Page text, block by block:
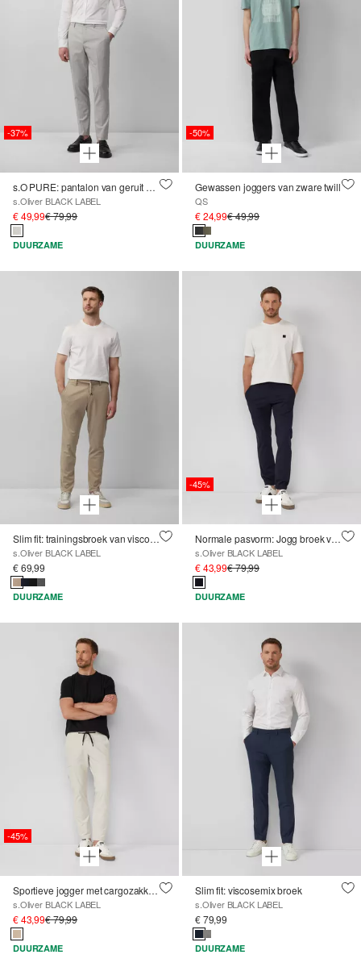
-37%
s.O PURE: pantalon van geruit elastisch weefsel
s.Oliver BLACK LABEL
€ 49,99€ 79,99
DUURZAME
-50%
Gewassen joggers van zware twill
QS
€ 24,99€ 49,99
DUURZAME
Slim fit: trainingsbroek van viscosemix
s.Oliver BLACK LABEL
€ 69,99
DUURZAME
-45%
Normale pasvorm: Jogg broek van stretch geweven stof
s.Oliver BLACK LABEL
€ 43,99€ 79,99
DUURZAME
-45%
Sportieve jogger met cargozakken van stretchjersey
s.Oliver BLACK LABEL
€ 43,99€ 79,99
DUURZAME
Slim fit: viscosemix broek
s.Oliver BLACK LABEL
€ 79,99
DUURZAME